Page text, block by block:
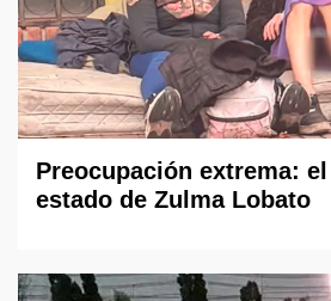
Preocupación extrema:
estado de Zulma Lobato